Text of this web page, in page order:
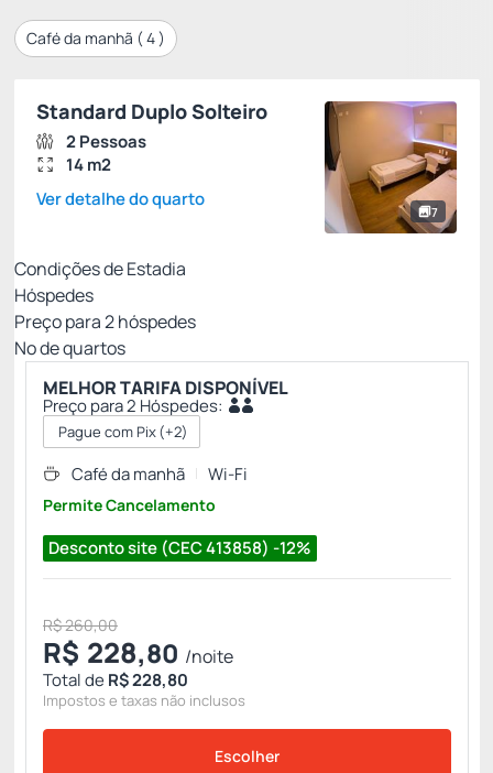
Café da manhã ( 4)
7
Standard Duplo Solteiro
2 Pessoas
14 m2
Ver detalhe do quarto
Condições de Estadia
Hóspedes
Preço para2hóspedes
Nº de quartos
MELHOR TARIFA DISPONÍVEL
Preço para 2 Hóspedes:
Pague com Pix(+2)
Desconto site (CEC 413858) -12%
Café da manhã Wi-Fi
Permite Cancelamento
R$ 260,00
R$ 228,80 /noite
Total deR$ 228,80
Impostos e taxas não inclusos
Escolher